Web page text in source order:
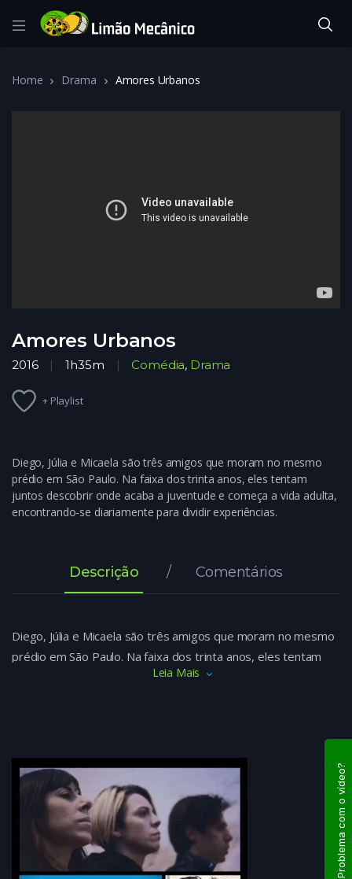
Home Drama Amores Urbanos
Amores Urbanos
2016 1h35m Comédia, Drama
+ Playlist
Diego, Júlia e Micaela são três amigos que moram no mesmo
prédio em São Paulo. Na faixa dos trinta anos, eles tentam
juntos descobrir onde acaba a juventude e começa a vida adulta,
encontrando-se diariamente para dividir experiências.
Descrição Comentários
Diego, Júlia e Micaela são três amigos que moram no mesmo
prédio em São Paulo. Na faixa dos trinta anos, eles tentam
juntos descobrir onde acaba a juventude e começa a vida
Direção: Heitor Dhalia
Roteiro: Vera Egito
Produção: Sofia Aquino, Egisto Betti, Andrezza de Faria
Distribuição: Europa Filmes
Leia Mais
Problema com o vídeo?